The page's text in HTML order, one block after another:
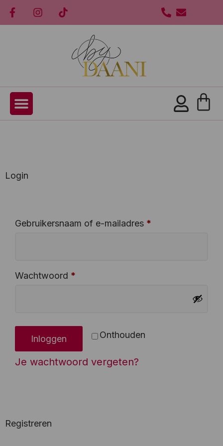
Login
Gebruikersnaam of e-mailadres *
Wachtwoord *
Onthouden
Inloggen
Je wachtwoord vergeten?
Registreren